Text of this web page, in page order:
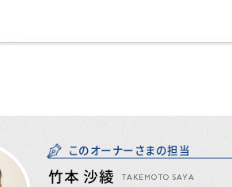
このオーナーさまの担当
竹本 沙綾 TAKEMOTO SAYA